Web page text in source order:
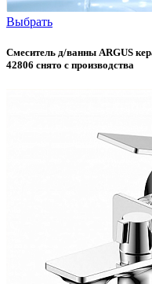
Выбрать
Смеситель д/ванны ARGUS
42806 снято с производства